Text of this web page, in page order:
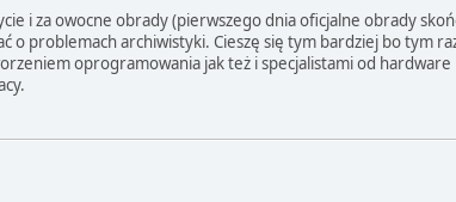
i za owocne obrady (pierwszego dnia oficjalne obrady
o problemach archiwistyki. Cieszę się tym bardziej bo tym
oprogramowania jak też i specjalistami od